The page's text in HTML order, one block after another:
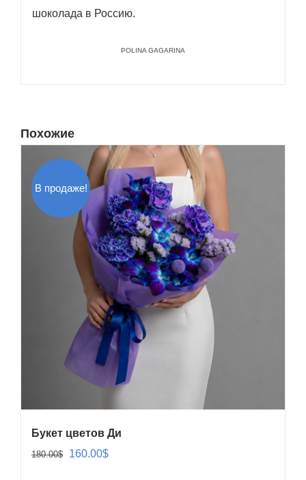
шоколада в Россию.
POLINA GAGARINA
Похожие
В продаже!
Букет цветов Ди
180.00$
Первоначальная
160.00$Текущая